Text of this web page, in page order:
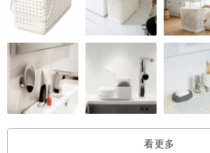
【專屬守護保固】
每一件來Pier 的創作，都附有一張「專屬售
180 天內的免費基本維修服務（如線材微調
【 寶藏的淨化與充電 】
+月光浴： 在農曆十五前後，將手鍊放在窗邊
柔恢復粉晶靈氣。
看更多